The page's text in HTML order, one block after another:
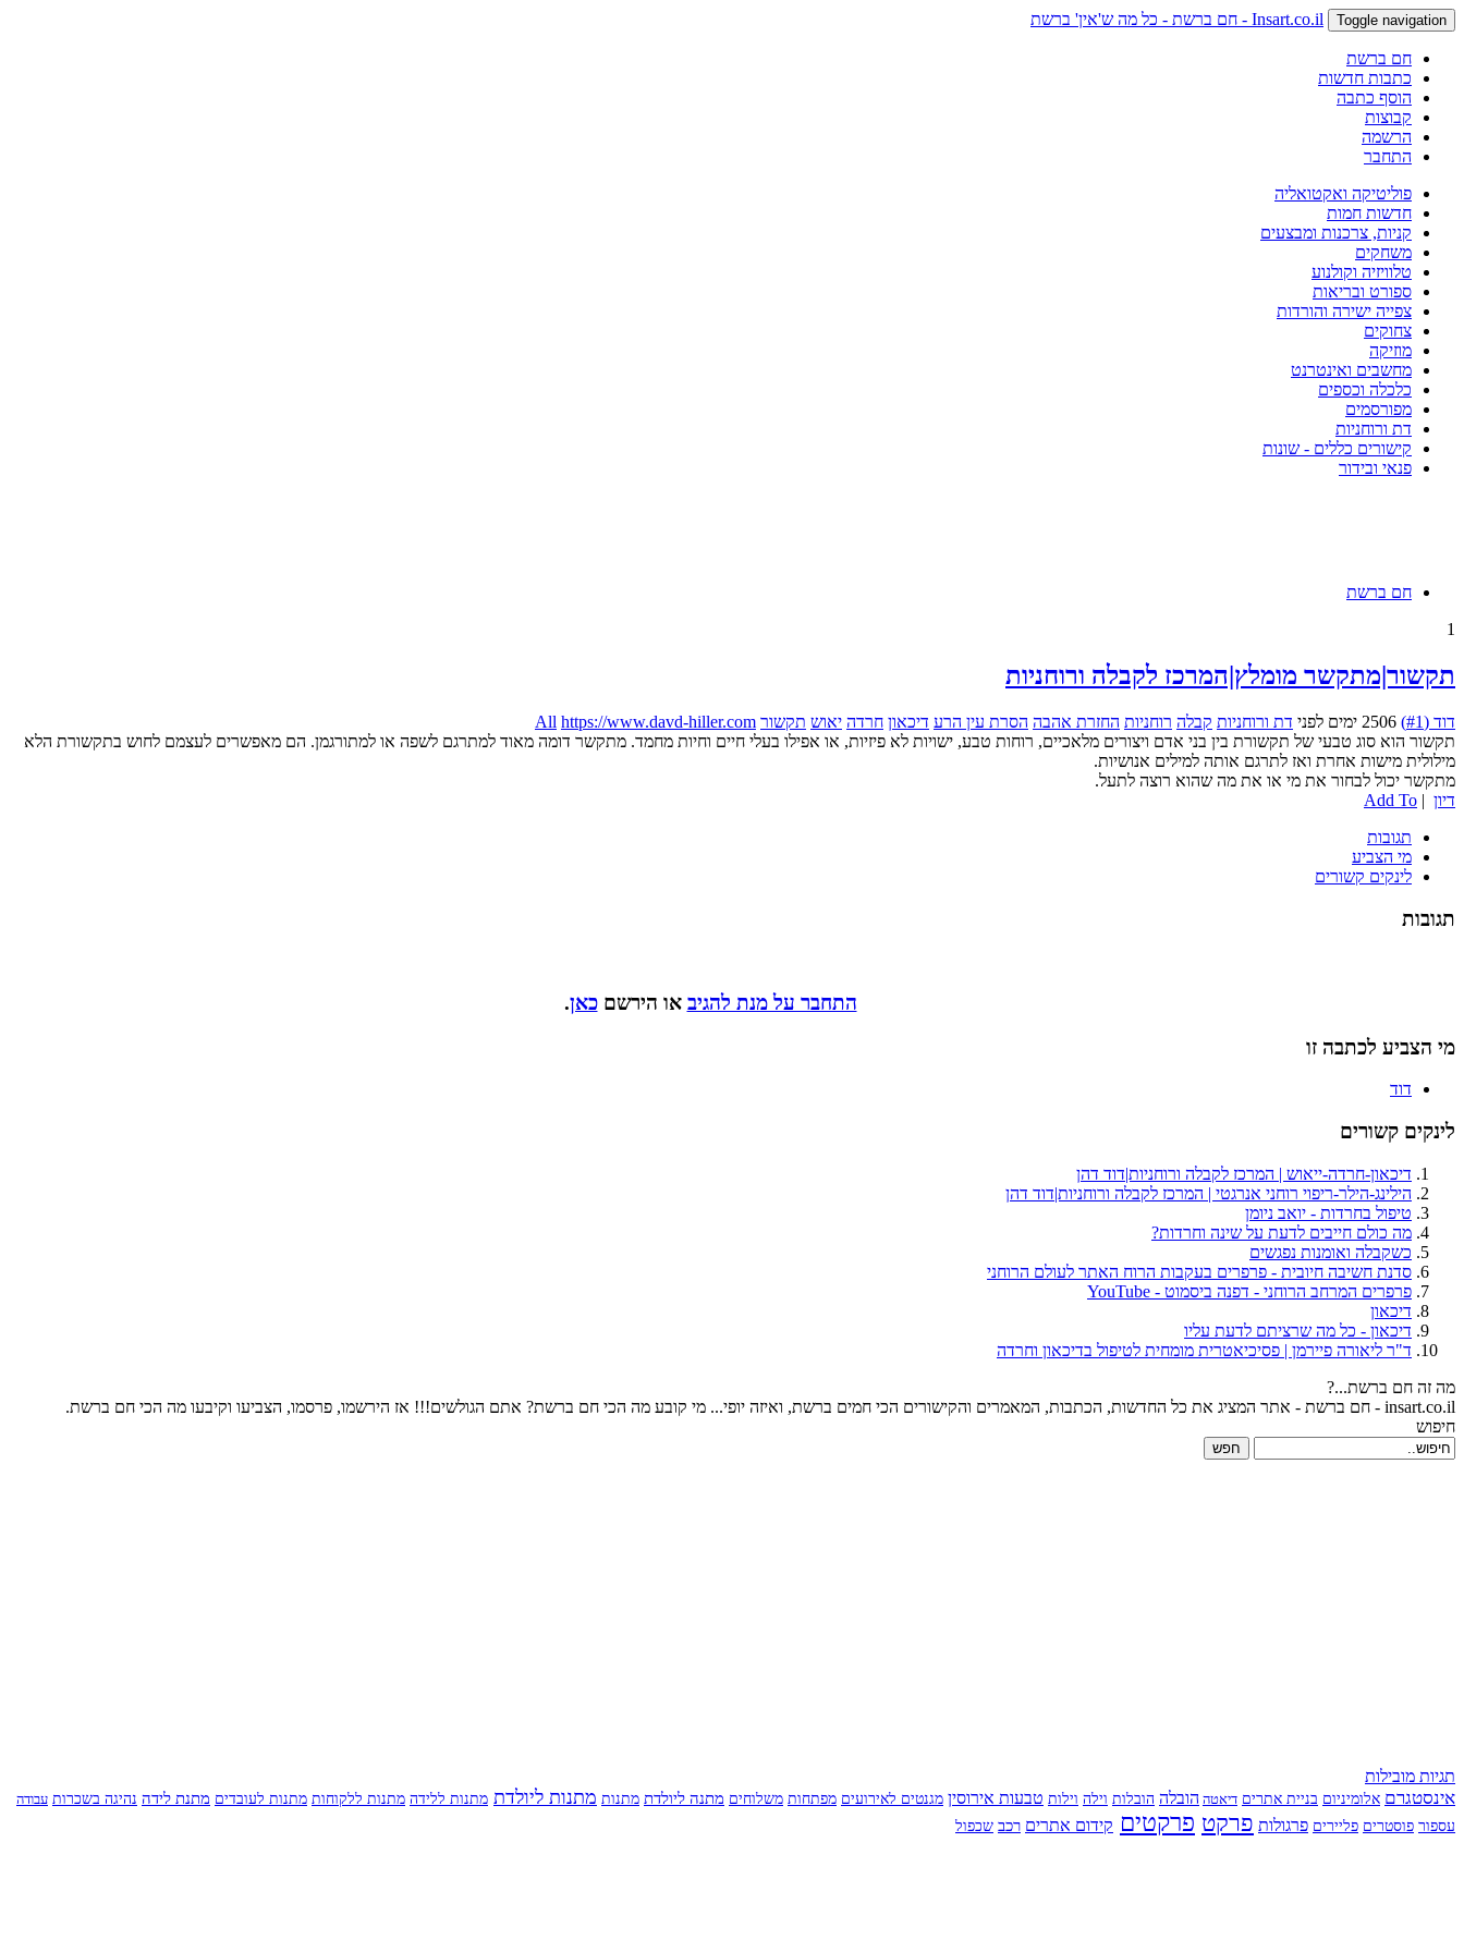
Toggle navigation Insart.co.il - חם ברשת - כל מה ש'אין' ברשת
חם ברשת
כתבות חדשות
הוסף כתבה
קבוצות
הרשמה
התחבר
פוליטיקה ואקטואליה
חדשות חמות
קניות, צרכנות ומבצעים
משחקים
טלוויזיה וקולנוע
ספורט ובריאות
צפייה ישירה והורדות
צחוקים
מוזיקה
מחשבים ואינטרנט
כלכלה וכספים
מפורסמים
דת ורוחניות
קישורים כללים - שונות
פנאי ובידור
חם ברשת
1
תקשור|מתקשר מומלץ|המרכז לקבלה ורוחניות
דוד (#1) 2506 ימים לפני דת ורוחניות קבלה רוחניות החזרת אהבה הסרת עין הרע דיכאון חרדה יאוש תקשור All https://www.davd-hiller.com
תקשור הוא סוג טבעי של תקשורת בין בני אדם ויצורים מלאכיים, רוחות טבע, ישויות לא פיזיות, או אפילו בעלי חיים וחיות מחמד. מתקשר דומה מאוד למתרגם לשפה או למתורגמן. הם מאפשרים לעצמם לחוש בתקשורת הלא
מילולית מישות אחרת ואז לתרגם אותה למילים אנושיות.
מתקשר יכול לבחור את מי או את מה שהוא רוצה לתעל.
דיון |
Add To
תגובות
מי הצביע
לינקים קשורים
תגובות
התחבר על מנת להגיב או הירשםכאן.
מי הצביע לכתבה זו
דוד
לינקים קשורים
דיכאון-חרדה-ייאוש | המרכז לקבלה ורוחניות|דוד דהן
הילינג-הילר-ריפוי רוחני אנרגטי | המרכז לקבלה ורוחניות|דוד דהן
טיפול בחרדות - יואב ניומן
מה כולם חייבים לדעת על שינה וחרדות?
כשקבלה ואומנות נפגשים
סדנת חשיבה חיובית - פרפרים בעקבות הרוח האתר לעולם הרוחני
פרפרים המרחב הרוחני - דפנה ביסמוט - YouTube
דיכאון
דיכאון - כל מה שרציתם לדעת עליו
ד"ר ליאורה פיירמן | פסיכיאטרית מומחית לטיפול בדיכאון וחרדה
מה זה חם ברשת...?
insart.co.il - חם ברשת - אתר המציג את כל החדשות, הכתבות, המאמרים והקישורים הכי חמים ברשת, ואיזה יופי... מי קובע מה הכי חם ברשת? אתם הגולשים!!! אז הירשמו, פרסמו, הצביעו וקיבעו מה הכי חם ברשת.
חיפוש
חפש
תגיות מובילות
אינסטגרם אלומיניום בניית אתרים דיאטה הובלה הובלות וילה וילות טבעות אירוסין מגנטים לאירועים מפתחות משלוחים מתנה ליולדת מתנות מתנות ליולדת מתנות ללידה מתנות ללקוחות מתנות לעובדים מתנת לידה נהיגה בשכרות עבודה
עספור פוסטרים פליירים פרגולות פרקט פרקטים קידום אתרים רכב שכפול